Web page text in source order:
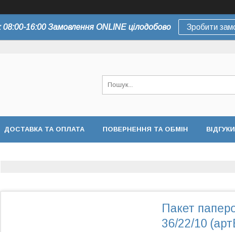
16:00 Замовлення ONLINE цілодобово Зробити
ДОСТАВКА ТА ОПЛАТА ПОВЕРНЕННЯ ТА ОБМІН ВІДГУКИ
Пакет
36/22/10